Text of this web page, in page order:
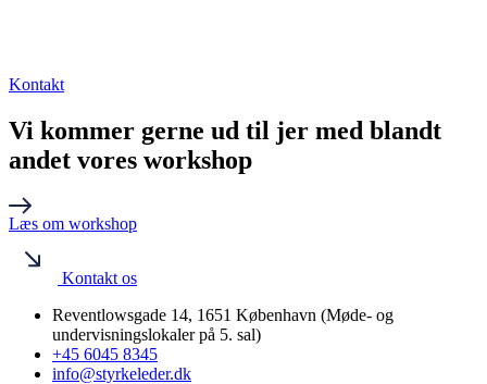
Kontakt
Vi kommer gerne ud til jer med blandt
andet vores workshop
Læs om workshop
Kontakt os
Reventlowsgade 14, 1651 København (Møde- og
undervisningslokaler på 5. sal)
+45 6045 8345
info@styrkeleder.dk